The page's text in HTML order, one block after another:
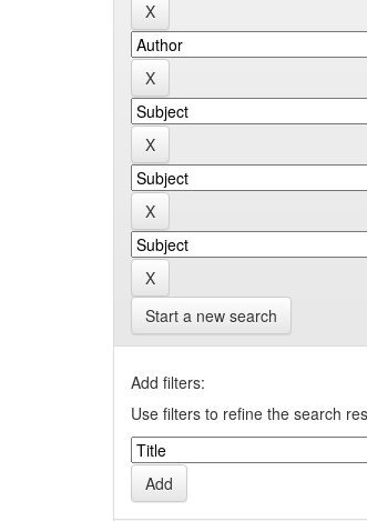
Start a new search
Add filters:
Use filters to refine the search